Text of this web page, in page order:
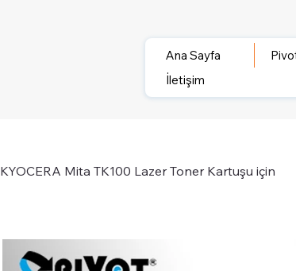
Ana Sayfa
İletişim
KYOCERA Mita TK100 Lazer Toner Kartuşu için